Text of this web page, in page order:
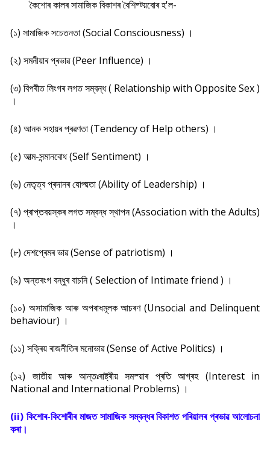
কৈশোৰ কালৰ সামাজিক বিকাশৰ বৈশিষ্ট্য়বোৰ হ'ল-
(১) সামাজিক সচেতনতা (Social Consciousness) ।
(২) সমনীয়াৰ প্ৰভাৱ (Peer Influence) ।
(৩) বিপৰীত লিংগৰ লগত সম্বন্ধ ( Relationship with Opposite Sex )
।
(৪) আনক সহায়ৰ প্ৰৱণতা (Tendency of Help others) ।
(৫) আত্ম-সন্মানবোধ (Self Sentiment) ।
(৬) নেতৃত্ব প্ৰদানৰ যোগ্য়তা (Ability of Leadership) ।
(৭) প্ৰাপ্তবয়স্কৰ লগত সম্বন্ধ স্থাপন (Association with the Adults)
।
(৮) দেশপ্ৰেমৰ ভাৱ (Sense of patriotism) ।
(৯) অন্তৰংগ বন্ধুৰ বাচনি ( Selection of Intimate friend ) ।
(১০) অসামাজিক আৰু অপৰাধমূলক আচৰণ (Unsocial and Delinquent
behaviour) ।
(১১) সক্ৰিয় ৰাজনীতিৰ মনোভাৱ (Sense of Active Politics) ।
(১২) জাতীয় আৰু আন্তঃৰাষ্ট্ৰীয় সমস্য়াৰ প্ৰতি আগ্ৰহ (Interest in
National and International Problems) ।
(ii) কিশোৰ-কিশোৰীৰ মাজত সামাজিক সম্বন্ধৰ বিকাশত পৰিয়ালৰ প্ৰভাৱ আলোচনা
কৰা।